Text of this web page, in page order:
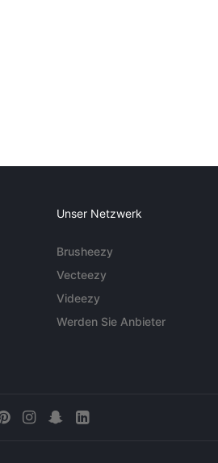
Unser Netzwerk
Brusheezy
Vecteezy
Videezy
Werden Sie Anbieter